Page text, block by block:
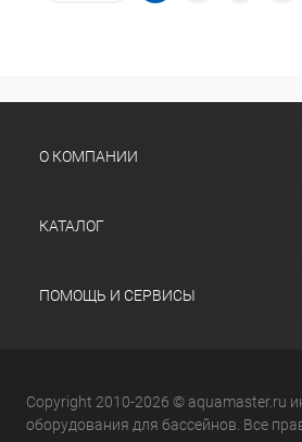
О КОМПАНИИ
КАТАЛОГ
ПОМОЩЬ И СЕРВИСЫ
Copyright 2010-2026 © aquamaster.ru
оборудования для бассейнов. Все